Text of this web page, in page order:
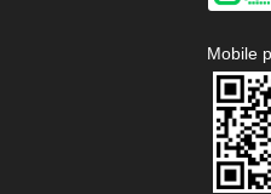
Mobile